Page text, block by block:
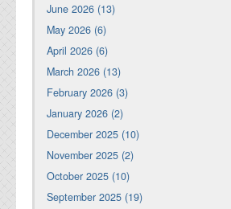
June 2026 (13)
May 2026 (6)
April 2026 (6)
March 2026 (13)
February 2026 (3)
January 2026 (2)
December 2025 (10)
November 2025 (2)
October 2025 (10)
September 2025 (19)